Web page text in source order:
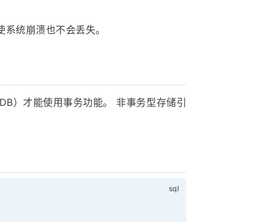
统崩溃也不会丢失。
）才能使用事务功能。 非事务型存储引